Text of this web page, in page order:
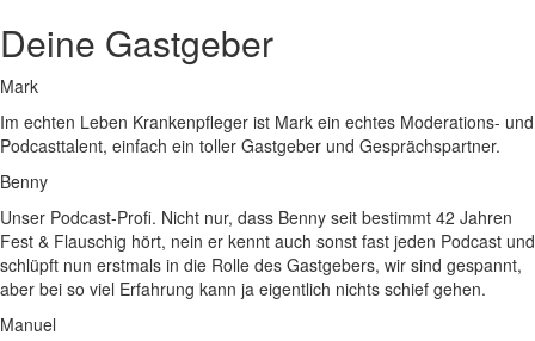
Deine Gastgeber
Mark
Im echten Leben Krankenpfleger ist Mark ein echtes Moderations- und
Podcasttalent, einfach ein toller Gastgeber und Gesprächspartner.
Benny
Unser Podcast-Profi. Nicht nur, dass Benny seit bestimmt 42 Jahren
Fest & Flauschig hört, nein er kennt auch sonst fast jeden Podcast und
schlüpft nun erstmals in die Rolle des Gastgebers, wir sind gespannt,
aber bei so viel Erfahrung kann ja eigentlich nichts schief gehen.
Manuel